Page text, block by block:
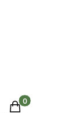
Produkty w